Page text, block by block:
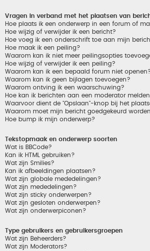
Vragen in verband met het plaatsen van
Hoe plaats ik een onderwerp in een forum of
Hoe wijzig of verwijder ik een bericht?
Hoe voeg ik een onderschrift toe aan mijn
Hoe maak ik een peiling?
Waarom kan ik niet meer peilingsopties
Hoe wijzig of verwijder ik een peiling?
Waarom kan ik een bepaald forum niet
Waarom kan ik geen bijlagen toevoegen?
Waarom ontving ik een waarschuwing?
Hoe kan ik berichten aan een moderator
Waarvoor dient de "Opslaan"-knop bij het
Waarom moet mijn bericht goedgekeurd
Hoe bump ik mijn onderwerp?
Tekstopmaak en onderwerp soorten
Wat is BBCode?
Kan ik HTML gebruiken?
Wat zijn Smilies?
Kan ik afbeeldingen plaatsen?
Wat zijn globale mededelingen?
Wat zijn mededelingen?
Wat zijn sticky onderwerpen?
Wat zijn gesloten onderwerpen?
Wat zijn onderwerpiconen?
Type gebruikers en gebruikersgroepen
Wat zijn Beheerders?
Wat zijn Moderators?